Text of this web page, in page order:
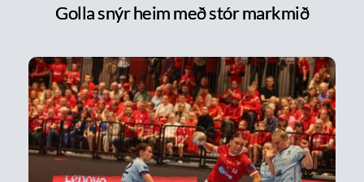
Golla snýr heim með stór markmið